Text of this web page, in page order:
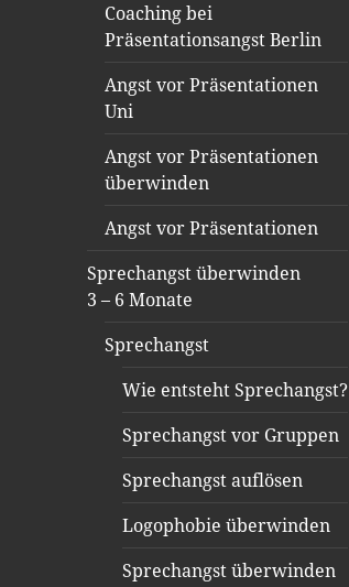
Coaching bei
Präsentationsangst Berlin
Angst vor Präsentationen
Uni
Angst vor Präsentationen
überwinden
Angst vor Präsentationen
Sprechangst überwinden
3 – 6 Monate
Sprechangst
Wie entsteht Sprechangst?
Sprechangst vor Gruppen
Sprechangst auflösen
Logophobie überwinden
Sprechangst überwinden